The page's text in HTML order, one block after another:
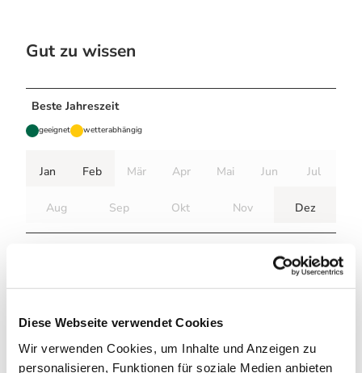
Diese Webseite verwendet Cookies
Wir verwenden Cookies, um Inhalte und Anzeigen zu
personalisieren, Funktionen für soziale Medien anbieten
Gut zu wissen
Beste Jahreszeit
geeignet wetterabhängig
Jan Feb Mär Apr Mai Jun Jul
Aug Sep Okt Nov Dez
Tourist-Information Sankt Andreasberg
37444 Sankt Andreasberg
tourist-info@sanktandreasberg.de